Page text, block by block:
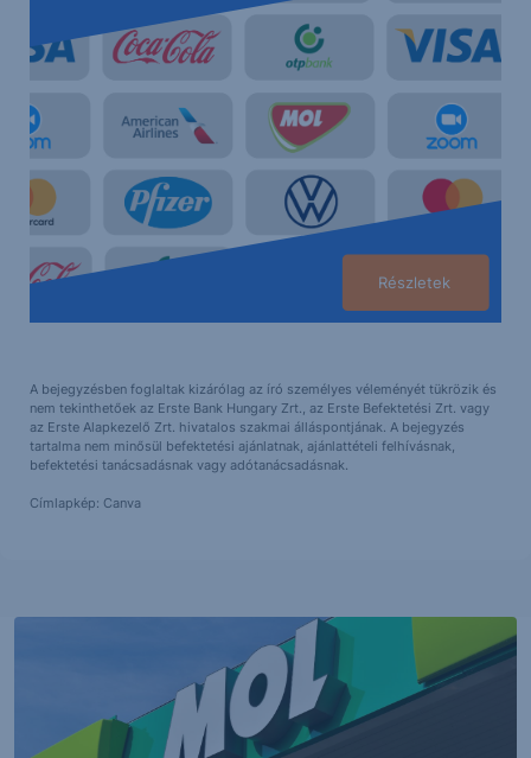
Részletek
A bejegyzésben foglaltak kizárólag az író személyes véleményét tükrözik és
nem tekinthetőek az Erste Bank Hungary Zrt., az Erste Befektetési Zrt. vagy
az Erste Alapkezelő Zrt. hivatalos szakmai álláspontjának. A bejegyzés
tartalma nem minősül befektetési ajánlatnak, ajánlattételi felhívásnak,
befektetési tanácsadásnak vagy adótanácsadásnak.
Címlapkép: Canva